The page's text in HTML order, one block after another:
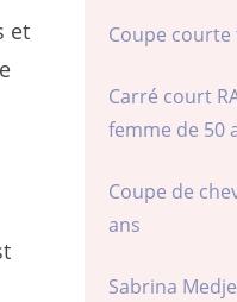
et
Coupe
Carré court
femme de 50
Coupe de
ans
Sabrina